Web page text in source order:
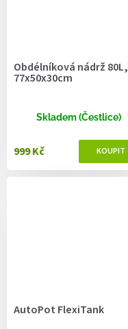
Obdélníková nádrž 80L,
77x50x30cm
Skladem (Čestlice)
999 Kč
AutoPot FlexiTank